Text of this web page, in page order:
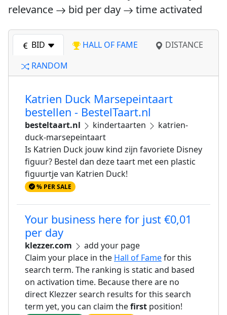
relevance
bid per day time activated
BID HALL OF FAME
DISTANCE
RANDOM
Katrien Duck Marsepeintaart
bestellen - BestelTaart.nl
besteltaart.nl kindertaarten
katrien-
duck-marsepeintaart
Is Katrien Duck jouw kind zijn favoriete Disney
figuur? Bestel dan deze taart met een plastic
figuurtje van Katrien Duck!
% PER SALE
Your business here for just €0,01
per day
klezzer.com
add your page
Claim your place in the Hall of Famefor this
search term. The ranking is static and based
on activation time. Because there are no
direct Klezzer search results for this search
term yet, you can claim thefirst position!